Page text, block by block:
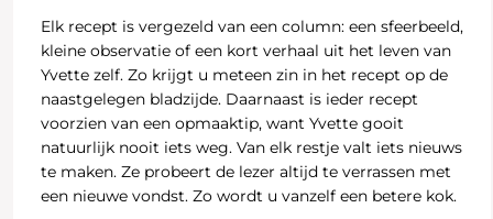
Elk recept is vergezeld van een column: een sfeerbeeld,
kleine observatie of een kort verhaal uit het leven van
Yvette zelf. Zo krijgt u meteen zin in het recept op de
naastgelegen bladzijde. Daarnaast is ieder recept
voorzien van een opmaaktip, want Yvette gooit
natuurlijk nooit iets weg. Van elk restje valt iets nieuws
te maken. Ze probeert de lezer altijd te verrassen met
een nieuwe vondst. Zo wordt u vanzelf een betere kok.